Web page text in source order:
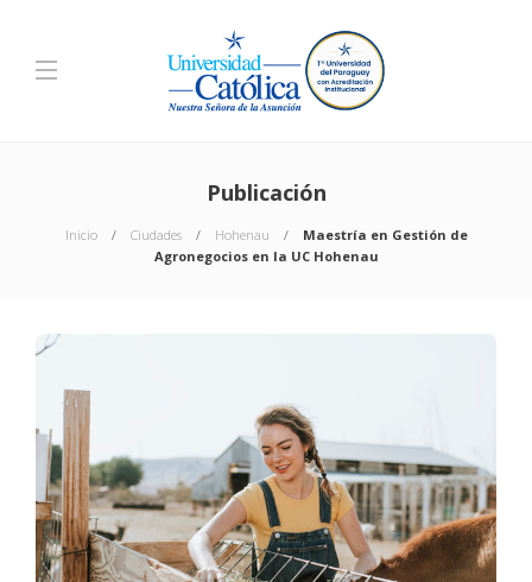
Publicación
Inicio Ciudades Hohenau
Maestría en Gestión de
Agronegocios en la UC Hohenau